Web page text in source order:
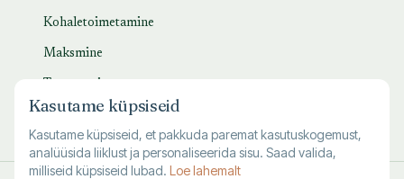
Kohaletoimetamine
Maksmine
KKK
Kasutame küpsiseid
Kasutame küpsiseid, et pakkuda paremat kasutuskogemust,
analüüsida liiklust ja personaliseerida sisu. Saad valida,
milliseid küpsiseid lubad. Loe lahemalt